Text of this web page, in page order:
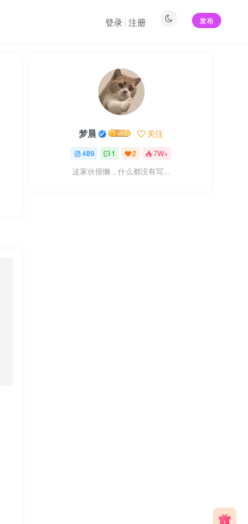
发布
登录 注册
梦晨 关注
489 1 2 7W+
这家伙很懒，什么都没有写...